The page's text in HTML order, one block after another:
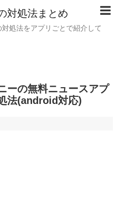
対処法まとめ
処法をアプリごとで紹介して
ーの無料ニュースアプ
法(android対応)